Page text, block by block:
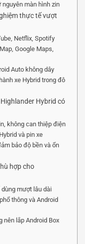
màn hình zin
thực tế vượt
Netflix, Spotify
Google Maps,
Auto không dây
xe Hybrid trong đô
Hybrid có
không can thiệp điện
và pin xe
bảo độ bền và ổn
hợp cho
mượt lâu dài
thông và Android
nên lắp Android Box